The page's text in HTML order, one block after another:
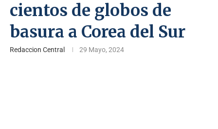
cientos de globos de
basura a Corea del Sur
Redaccion Central 29 Mayo, 2024